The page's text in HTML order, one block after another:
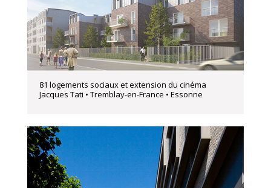
81 logements sociaux et extension du cinéma
Jacques Tati • Tremblay-en-France • Essonne